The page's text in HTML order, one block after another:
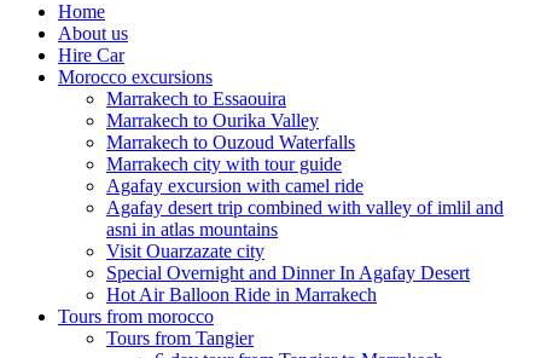
Home
About us
Hire Car
Morocco excursions
Marrakech to Essaouira
Marrakech to Ourika Valley
Marrakech to Ouzoud Waterfalls
Marrakech city with tour guide
Agafay excursion with camel ride
Agafay desert trip combined with valley of imlil and
asni in atlas mountains
Visit Ouarzazate city
Special Overnight and Dinner In Agafay Desert
Hot Air Balloon Ride in Marrakech
Tours from morocco
Tours from Tangier